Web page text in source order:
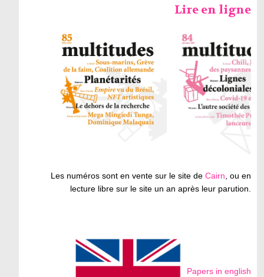
Lire en ligne
Les numéros sont en vente sur le site deCairn, ou en
lecture libre sur le site un an après leur parution.
Papers in english